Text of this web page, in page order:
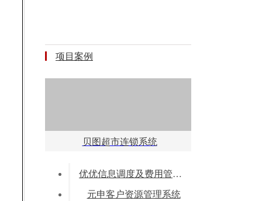
项目案例
贝图超市连锁系统
优优信息调度及费用管理系统
元申客户资源管理系统